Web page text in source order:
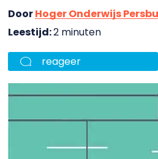
DoorHoger Onderwijs
Leestijd:2 minuten
reageer